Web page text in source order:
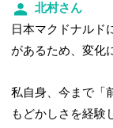
北村さん
日本マクドナルド
があるため、変化
私自身、今まで「
もどかしさを経験